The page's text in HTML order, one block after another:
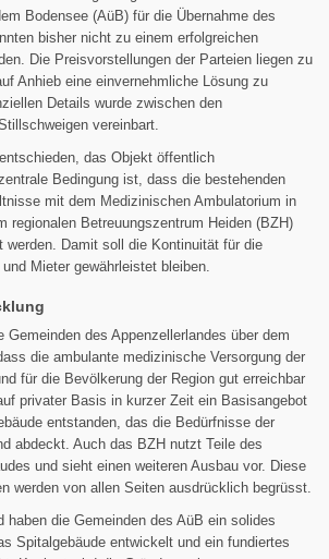
Bodensee (AüB) für die Übernahme des
bisher nicht zu einem erfolgreichen
Die Preisvorstellungen der Parteien liegen zu
Anhieb eine einvernehmliche Lösung zu
Details wurde zwischen den
vereinbart.
das Objekt öffentlich
Bedingung ist, dass die bestehenden
mit dem Medizinischen Ambulatorium in
regionalen Betreuungszentrum Heiden (BZH)
werden. Damit soll die Kontinuität für die
Mieter gewährleistet bleiben.
Gemeinden des Appenzellerlandes über dem
die ambulante medizinische Versorgung der
für die Bevölkerung der Region gut erreichbar
privater Basis in kurzer Zeit ein Basisangebot
entstanden, das die Bedürfnisse der
abdeckt. Auch das BZH nutzt Teile des
und sieht einen weiteren Ausbau vor. Diese
werden von allen Seiten ausdrücklich begrüsst.
haben die Gemeinden des AüB ein solides
Spitalgebäude entwickelt und ein fundiertes